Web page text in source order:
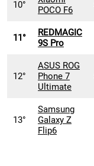
10°
POCO F6
11°
REDMAGIC
9S Pro
12°
ASUS ROG
Phone 7
Ultimate
13°
Samsung
Galaxy Z
Flip6